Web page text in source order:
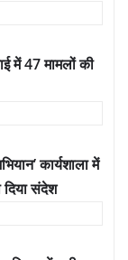
में 47 मामलों की
कार्यशाला में
दिया संदेश